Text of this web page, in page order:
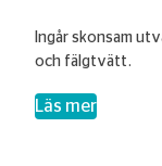
Ingår skonsam
och fälgtvätt.
Läs mer– Handtvätt